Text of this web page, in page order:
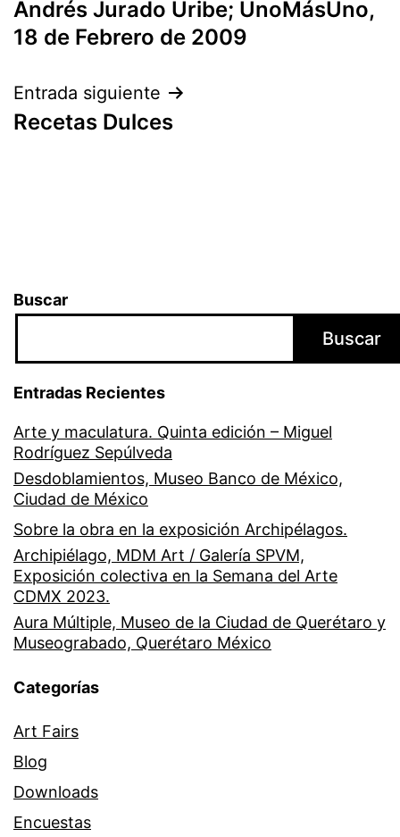
Andrés Jurado Uribe; UnoMásUno,
18 de Febrero de 2009
Entrada siguiente
Recetas Dulces
Buscar
Buscar
Entradas Recientes
Arte y maculatura. Quinta edición – Miguel
Rodríguez Sepúlveda
Desdoblamientos, Museo Banco de México,
Ciudad de México
Sobre la obra en la exposición Archipélagos.
Archipiélago, MDM Art / Galería SPVM,
Exposición colectiva en la Semana del Arte
CDMX 2023.
Aura Múltiple, Museo de la Ciudad de Querétaro y
Museograbado, Querétaro México
Categorías
Art Fairs
Blog
Downloads
Encuestas